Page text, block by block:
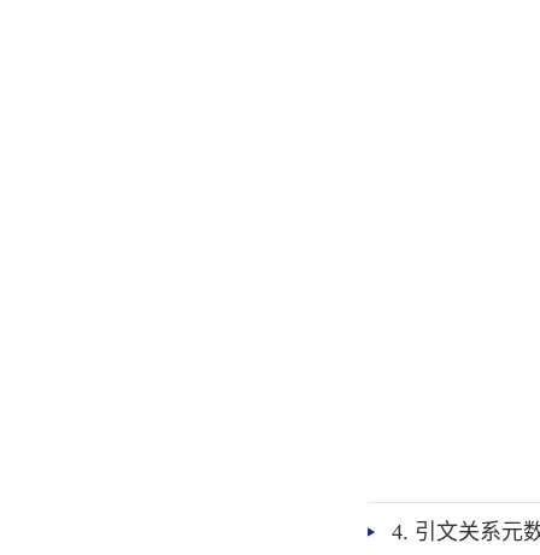
4. 引文关系元